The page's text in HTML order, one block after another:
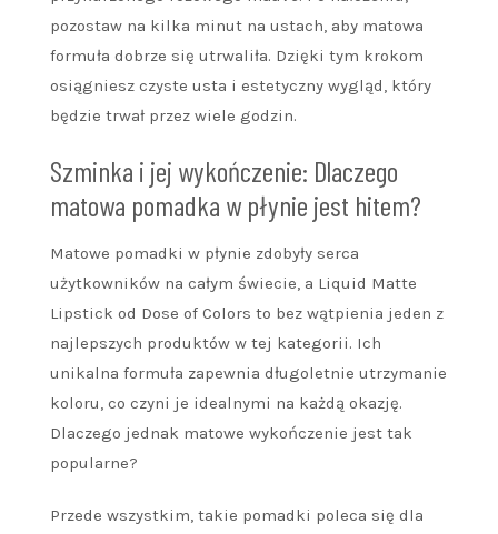
pozostaw na kilka minut na ustach, aby matowa
formuła dobrze się utrwaliła. Dzięki tym krokom
osiągniesz czyste usta i estetyczny wygląd, który
będzie trwał przez wiele godzin.
Szminka i jej wykończenie: Dlaczego
matowa pomadka w płynie jest hitem?
Matowe pomadki w płynie zdobyły serca
użytkowników na całym świecie, a Liquid Matte
Lipstick od Dose of Colors to bez wątpienia jeden z
najlepszych produktów w tej kategorii. Ich
unikalna formuła zapewnia długoletnie utrzymanie
koloru, co czyni je idealnymi na każdą okazję.
Dlaczego jednak matowe wykończenie jest tak
popularne?
Przede wszystkim, takie pomadki poleca się dla